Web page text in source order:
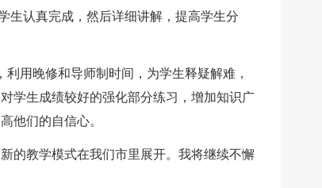
生认真完成，然后详细讲解，提高学生分
用晚修和导师制时间，为学生释疑解难，
学生成绩较好的强化部分练习，增加知识广
他们的自信心。
的教学模式在我们市里展开。我将继续不懈